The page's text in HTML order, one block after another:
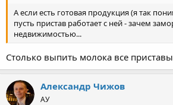
А если есть готовая продукция (я так
пусть пристав работает с ней - зачем
недвижимостью...
Столько выпить молока все приставы
Александр Чижов
АУ